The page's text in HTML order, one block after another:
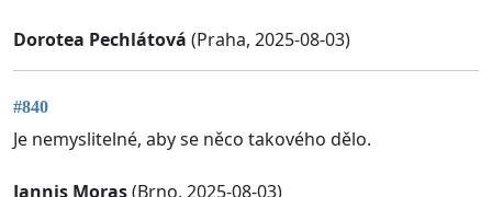
Dorotea Pechlátová (Praha, 2025-08-03)
#840
Je nemyslitelné, aby se něco takového dělo.
Jannis Moras(Brno, 2025-08-03)